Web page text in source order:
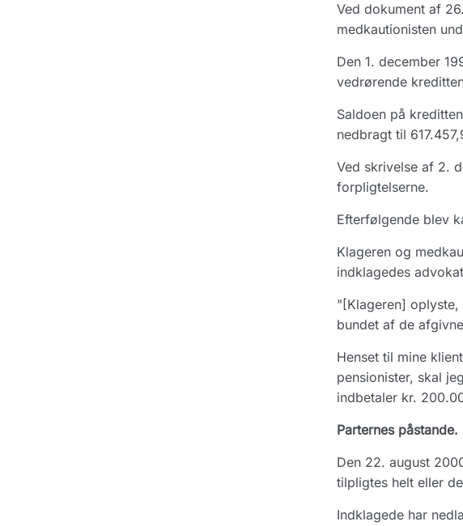
Ved dokument af
medkautionisten
Den 1. december
vedrørende
Saldoen på
nedbragt til
Ved skrivelse af 2.
forpligtelserne.
Efterfølgende blev
Klageren og
indklagedes
"[Klageren]
bundet af de
Henset til mine
pensionister, skal
indbetaler kr.
Parternes påstande.
Den 22. august
tilpligtes helt eller
Indklagede har